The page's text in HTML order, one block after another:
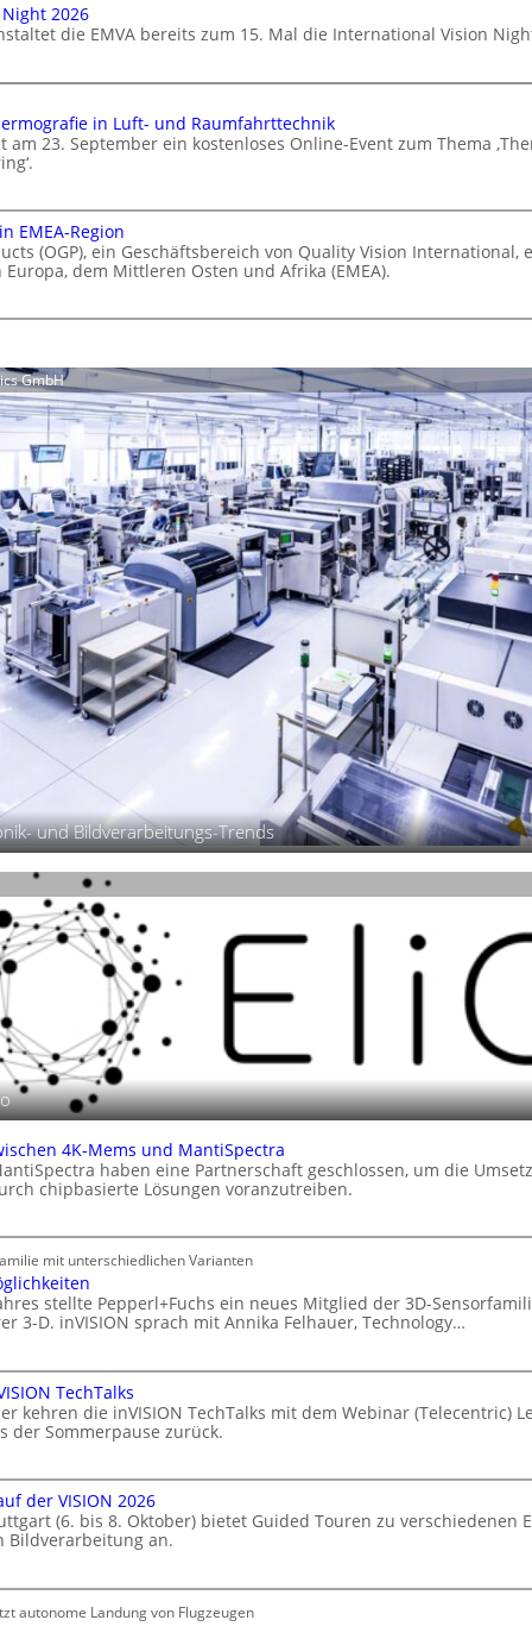
2026
die EMVA bereits zum 15. Mal die International Vision
in Luft- und Raumfahrttechnik
am 23. September ein kostenloses Online-Event zum Thema
EMEA-Region
(OGP), ein Geschäftsbereich von Quality Vision International,
dem Mittleren Osten und Afrika (EMEA).
GmbH
und Bildverarbeitungs-Trends
4K-Mems und MantiSpectra
haben eine Partnerschaft geschlossen, um die
chipbasierte Lösungen voranzutreiben.
mit unterschiedlichen Varianten
stellte Pepperl+Fuchs ein neues Mitglied der 3D-
3-D. inVISION sprach mit Annika Felhauer, Technology…
TechTalks
kehren die inVISION TechTalks mit dem Webinar (Telecentric)
der Sommerpause zurück.
der VISION 2026
(6. bis 8. Oktober) bietet Guided Touren zu verschiedenen
an.
autonome Landung von Flugzeugen